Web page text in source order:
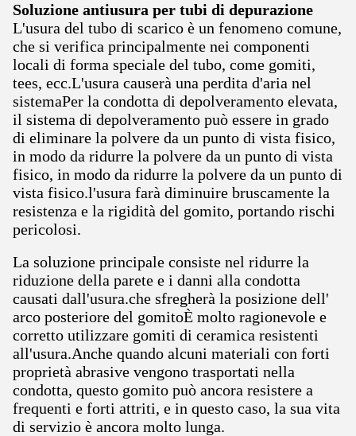
Soluzione antiusura per tubi di depurazione
L'usura del tubo di scarico è un fenomeno comune,
che si verifica principalmente nei componenti
locali di forma speciale del tubo, come gomiti,
tees, ecc.L'usura causerà una perdita d'aria nel
sistemaPer la condotta di depolveramento elevata,
il sistema di depolveramento può essere in grado
di eliminare la polvere da un punto di vista fisico,
in modo da ridurre la polvere da un punto di vista
fisico, in modo da ridurre la polvere da un punto di
vista fisico.l'usura farà diminuire bruscamente la
resistenza e la rigidità del gomito, portando rischi
pericolosi.
La soluzione principale consiste nel ridurre la
riduzione della parete e i danni alla condotta
causati dall'usura.che sfregherà la posizione dell'
arco posteriore del gomitoÈ molto ragionevole e
corretto utilizzare gomiti di ceramica resistenti
all'usura.Anche quando alcuni materiali con forti
proprietà abrasive vengono trasportati nella
condotta, questo gomito può ancora resistere a
frequenti e forti attriti, e in questo caso, la sua vita
di servizio è ancora molto lunga.